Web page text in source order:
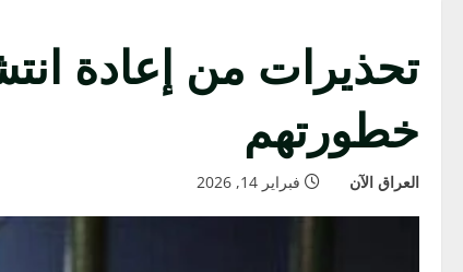
تحذيرات من إعادة
خطورتهم
العراق الآن فبراير 14, 2026